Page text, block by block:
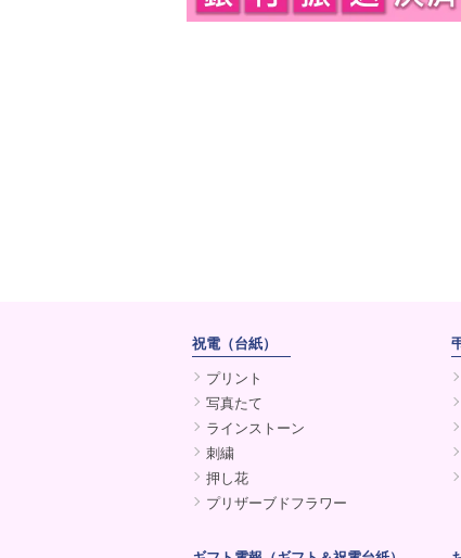
2022年09月21日 【新商品】 ぬいぐるみ
祝電（台紙）
プリント
写真たて
ラインストーン
刺繍
押し花
プリザーブドフラワー